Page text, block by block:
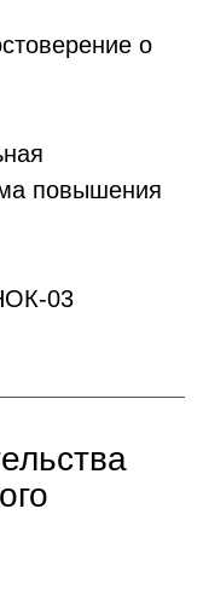
о
повышения
03